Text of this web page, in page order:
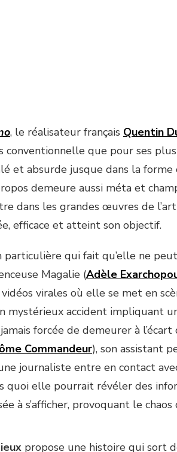
, le réalisateur français Quentin
que pour ses
et absurde jusque dans la forme
demeure aussi méta et
dans les grandes œuvres de
efficace et atteint son objectif.
particulière qui fait qu’elle ne
Magalie (Adèle
virales où elle se met en
mystérieux accident impliquant
forcée de demeurer à l’écart
Commandeur), son assistant
journaliste entre en contact
quoi elle pourrait révéler des
à s’afficher, provoquant le
propose une histoire qui sort